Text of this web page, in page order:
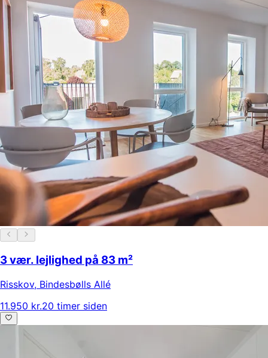
3 vær. lejlighed på 83 m²
Risskov, Bindesbølls Allé
11.950 kr.20 timer siden